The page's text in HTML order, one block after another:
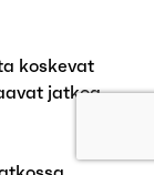
koskevat
jatkoa